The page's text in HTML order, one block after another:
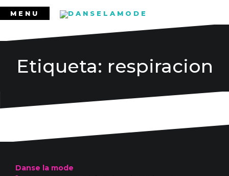
Ir
MENU
Etiqueta: respiracion
Danse la mode